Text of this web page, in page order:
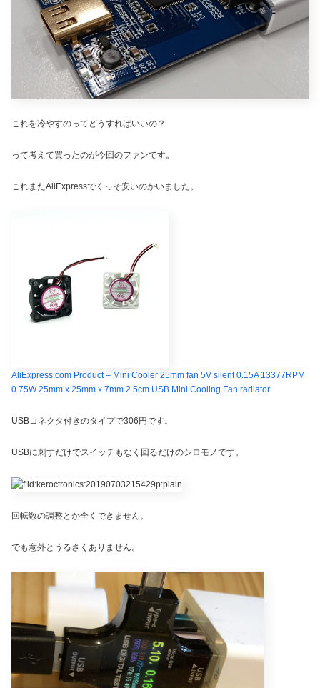
これを冷やすのってどうすればいいの？
って考えて買ったのが今回のファンです。
これまたAliExpressでくっそ安いのかいました。
AliExpress.com Product – Mini Cooler 25mm fan 5V silent 0.15A 13377RPM
0.75W 25mm x 25mm x 7mm 2.5cm USB Mini Cooling Fan radiator
USBコネクタ付きのタイプで306円です。
USBに刺すだけでスイッチもなく回るだけのシロモノです。
回転数の調整とか全くできません。
でも意外とうるさくありません。